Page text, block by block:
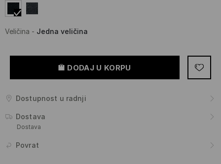
Veličina - Jedna veličina
DODAJ U KORPU
Dostupnost u radnji
Dostava
Dostava
Povrat